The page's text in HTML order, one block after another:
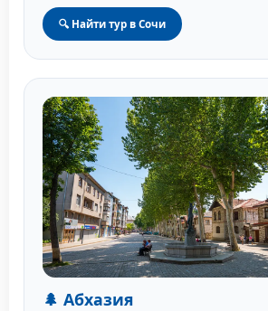
🔍 Найти тур в Сочи
🌲 Абхазия